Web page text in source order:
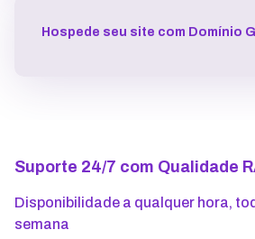
Hospede seu site com Domínio
Suporte 24/7 com Qualidade
Disponibilidade a qualquer hora,
semana